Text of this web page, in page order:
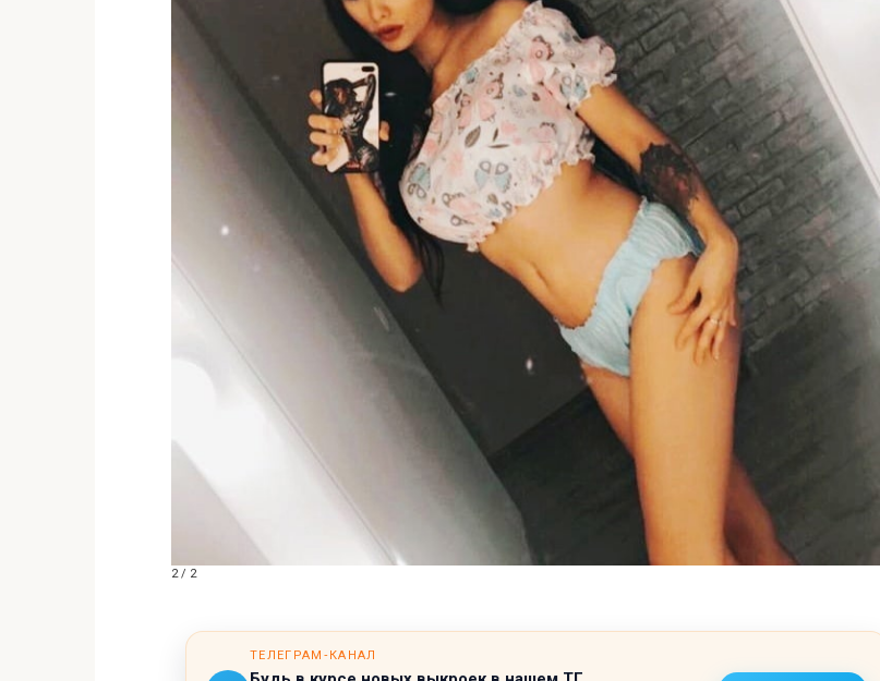
2 / 2
ТЕЛЕГРАМ‑КАНАЛ